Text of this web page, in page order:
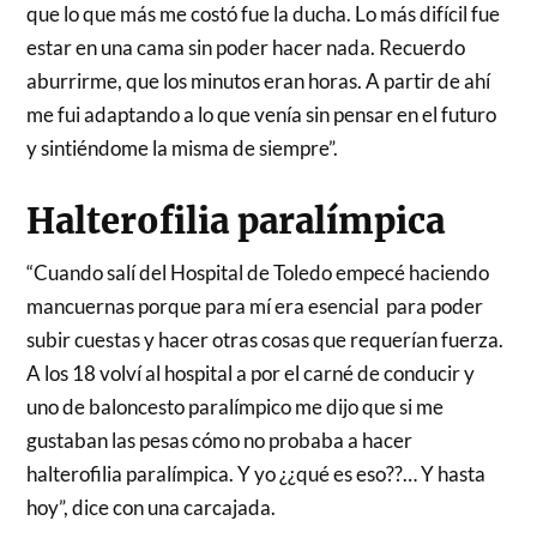
que lo que más me costó fue la ducha. Lo más difícil fue
estar en una cama sin poder hacer nada. Recuerdo
aburrirme, que los minutos eran horas. A partir de ahí
me fui adaptando a lo que venía sin pensar en el futuro
y sintiéndome la misma de siempre”.
Halterofilia paralímpica
“Cuando salí del Hospital de Toledo empecé haciendo
mancuernas porque para mí era esencial para poder
subir cuestas y hacer otras cosas que requerían fuerza.
A los 18 volví al hospital a por el carné de conducir y
uno de baloncesto paralímpico me dijo que si me
gustaban las pesas cómo no probaba a hacer
halterofilia paralímpica. Y yo ¿¿qué es eso??… Y hasta
hoy”, dice con una carcajada.